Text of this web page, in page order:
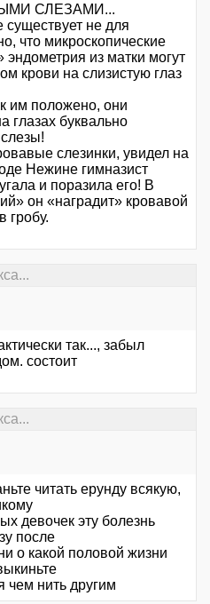
СЛЕЗАМИ...
не для
что микроскопические
эндометрия из матки могут
крови на слизистую глаз
им положено, они
глазах буквально
слезинки, увидел на
Нежине гимназист
и поразила его! В
он «наградит» кровавой
гробу.
так..., забыл
состоит
читать ерунду всякую,
девочек эту болезнь
после
о какой половой жизни
чем нить другим